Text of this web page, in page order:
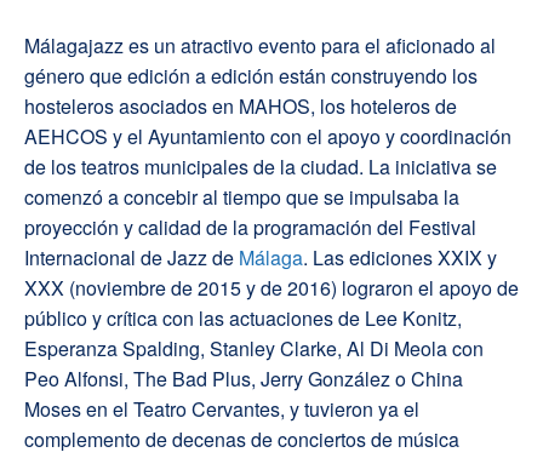
Málagajazz es un atractivo evento para el aficionado al
género que edición a edición están construyendo los
hosteleros asociados en MAHOS, los hoteleros de
AEHCOS y el Ayuntamiento con el apoyo y coordinación
de los teatros municipales de la ciudad. La iniciativa se
comenzó a concebir al tiempo que se impulsaba la
proyección y calidad de la programación del Festival
Internacional de Jazz de Málaga. Las ediciones XXIX y
XXX (noviembre de 2015 y de 2016) lograron el apoyo de
público y crítica con las actuaciones de Lee Konitz,
Esperanza Spalding, Stanley Clarke, Al Di Meola con
Peo Alfonsi, The Bad Plus, Jerry González o China
Moses en el Teatro Cervantes, y tuvieron ya el
complemento de decenas de conciertos de música